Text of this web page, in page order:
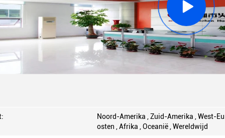
Noord-Amerika , Zuid-Amerika , West-
osten , Afrika , Oceanië , Wereldwijd